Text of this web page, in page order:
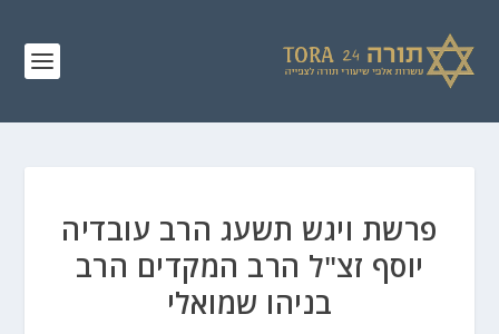
פרשת ויגש תשעג הרב עובדיה
יוסף זצ"ל הרב המקדים הרב
בניהו שמואלי